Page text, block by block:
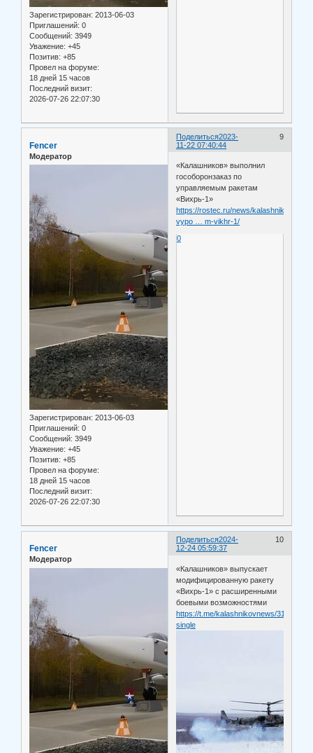
Зарегистрирован: 2013-06-03
Приглашений: 0
Сообщений: 3949
Уважение: +45
Позитив: +85
Провел на форуме:
18 дней 15 часов
Последний визит:
2026-07-26 22:07:30
Поделиться 9
2023-
11-22 07:40:44
Fencer
Модератор
Зарегистрирован: 2013-06-03
Приглашений: 0
Сообщений: 3949
Уважение: +45
Позитив: +85
Провел на форуме:
18 дней 15 часов
Последний визит:
2026-07-26 22:07:30
«Калашников» выполнил
гособоронзаказ по
управляемым ракетам
«Вихрь-1»
https://rostec.ru/news/kalashnikov-
vypo … m-vikhr-1/
0
Поделиться 10
2024-
12-24 05:59:37
Fencer
Модератор
«Калашников» выпускает
модифицированную ракету
«Вихрь-1» с расширенными
боевыми возможностями
https://t.me/kalashnikovnews/3100?
single